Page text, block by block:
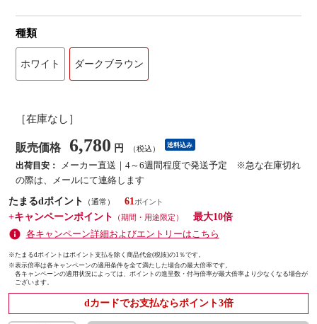
種類
ホワイト ダークブラウン
［在庫なし］
販売価格 6,780 円 （税込） 送料込み
出荷目安：
メーカー直送｜4～6週間程度で発送予定 ※急な在庫切れ
の際は、メールにて連絡します
たまるdポイント
（通常）
61
+キャンペーンポイント
（期間・用途限定）
最大10倍
各キャンペーン詳細およびエントリーはこちら
※たまるdポイントはポイント支払を除く商品代金(税抜)の1％です。
※表示倍率は各キャンペーンの適用条件を全て満たした場合の最大倍率です。
各キャンペーンの適用状況によっては、ポイントの進呈数・付与倍率が最大倍率より少なくなる場合が
ございます。
dカードでお支払ならポイント3倍